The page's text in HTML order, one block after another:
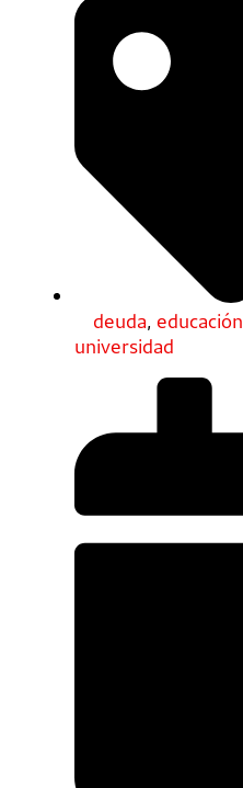
deuda, educación
universidad